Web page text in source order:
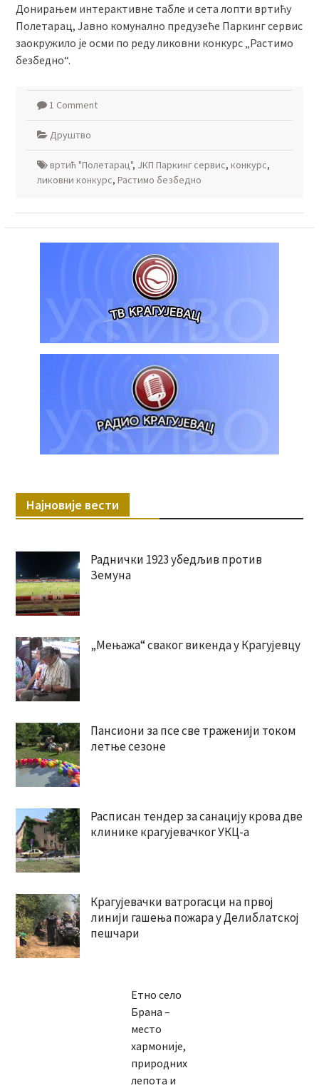
Донирањем интерактивне табле и сета лопти вртићу
Полетарац, Јавно комунално предузеће Паркинг сервис
заокружило је осми по реду ликовни конкурс „Растимо
безбедно“.
1 Comment
Друштво
вртић "Полетарац", ЈКП Паркинг сервис, конкурс,
ликовни конкурс, Растимо безбедно
Најновије вести
Раднички 1923 убедљив против
Земуна
„Мењажа“ сваког викенда у Крагујевцу
Пансиони за псе све траженији током
летње сезоне
Расписан тендер за санацију крова две
клинике крагујевачког УКЦ-а
Крагујевачки ватрогасци на првој
линији гашења пожара у Делиблатској
пешчари
Етно село
Брана –
место
хармоније,
природних
лепота и